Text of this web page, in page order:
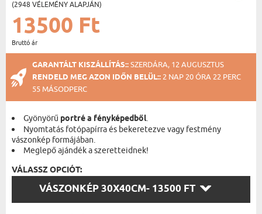
(2948 VÉLEMÉNY ALAPJÁN)
13500 Ft
Bruttó ár
GARANTÁLT KISZÁLLÍTÁS::SZERDÁRA, 12 AUGUSZTUS
RENDELD MEG AZON IDŐN BELÜL:: 2 NAP 20 ÓRA 22 PERC
55 MÁSODPERC
Gyönyörű portré a fényképedből.
Nyomtatás fotópapírra és bekeretezve vagy festmény
vászonkép formájában.
Meglepő ajándék a szeretteidnek!
VÁLASSZ OPCIÓT:
VÁSZONKÉP 30X40CM- 13500 FT
VÁLASSZ
OPCIÓT: